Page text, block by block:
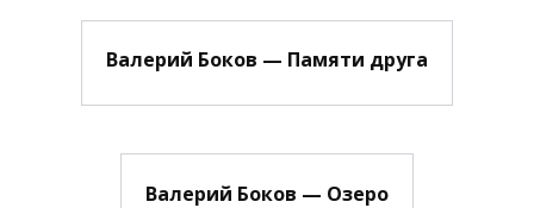
Валерий Боков — Памяти друга
Валерий Боков — Озеро